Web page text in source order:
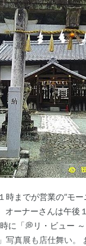
時までが営業の“モ
オーナーさんは午後
に「💭リ・ビュー
写真展も店仕舞い。